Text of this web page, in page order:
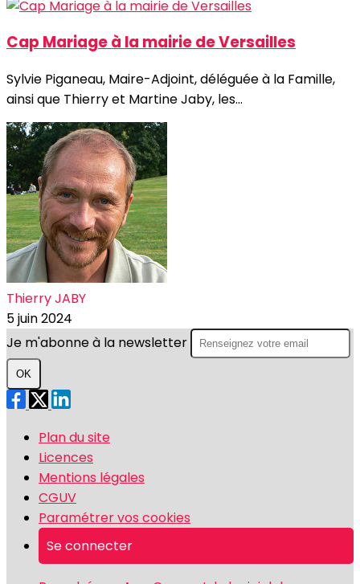
Cap Mariage à la mairie de Versailles
Sylvie Piganeau, Maire-Adjoint, déléguée à la Famille,
ainsi que Thierry et Martine Jaby, les...
Thierry JABY
5 juin 2024
Je m'abonne à la newsletter
OK
Plan du site
Licences
Mentions légales
CGUV
Paramétrer vos cookies
Se connecter